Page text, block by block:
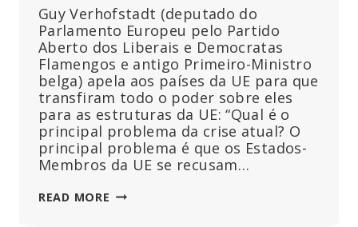
Guy Verhofstadt (deputado do
Parlamento Europeu pelo Partido
Aberto dos Liberais e Democratas
Flamengos e antigo Primeiro-Ministro
belga) apela aos países da UE para que
transfiram todo o poder sobre eles
para as estruturas da UE: “Qual é o
principal problema da crise atual? O
principal problema é que os Estados-
Membros da UE se recusam…
READ MORE A